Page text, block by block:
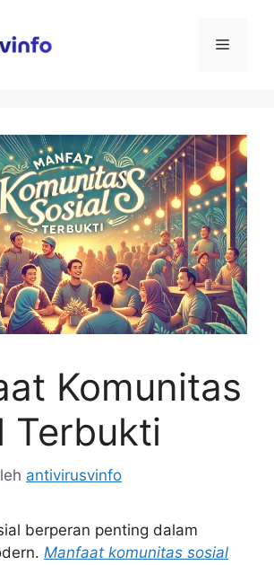
Menu
Komunitas
Terbukti
antivirusvinfo
berperan penting dalam
Manfaat komunitas sosial